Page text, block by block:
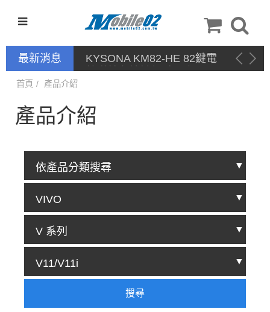
最新消息
KYSONA KM82-HE 82鍵電
競磁軸有線鍵盤 產品網頁驅
首頁 產品介紹
產品介紹
搜尋